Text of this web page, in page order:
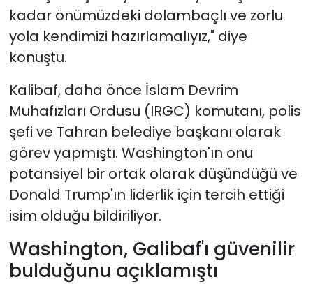
kadar önümüzdeki dolambaçlı ve zorlu
yola kendimizi hazırlamalıyız," diye
konuştu.
Kalibaf, daha önce İslam Devrim
Muhafızları Ordusu (IRGC) komutanı, polis
şefi ve Tahran belediye başkanı olarak
görev yapmıştı. Washington'ın onu
potansiyel bir ortak olarak düşündüğü ve
Donald Trump'ın liderlik için tercih ettiği
isim olduğu bildiriliyor.
Washington, Galibaf'ı güvenilir
bulduğunu açıklamıştı